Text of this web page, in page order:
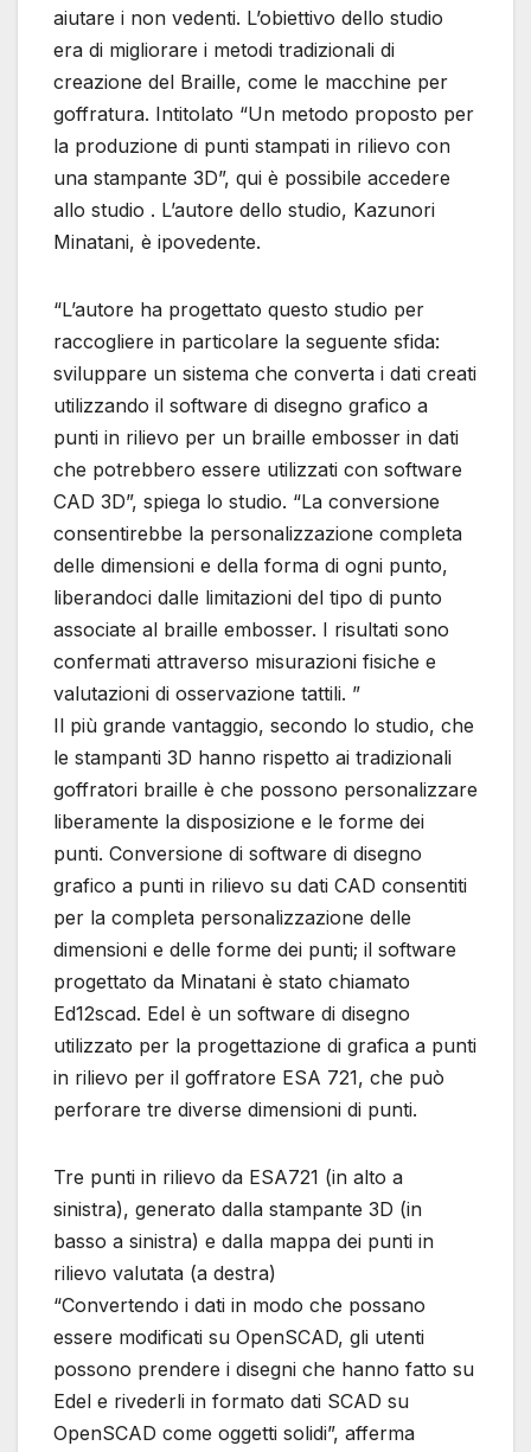
aiutare i non vedenti. L’obiettivo dello studio
era di migliorare i metodi tradizionali di
creazione del Braille, come le macchine per
goffratura. Intitolato “Un metodo proposto per
la produzione di punti stampati in rilievo con
una stampante 3D”, qui è possibile accedere
allo studio . L’autore dello studio, Kazunori
Minatani, è ipovedente.
“L’autore ha progettato questo studio per
raccogliere in particolare la seguente sfida:
sviluppare un sistema che converta i dati creati
utilizzando il software di disegno grafico a
punti in rilievo per un braille embosser in dati
che potrebbero essere utilizzati con software
CAD 3D”, spiega lo studio. “La conversione
consentirebbe la personalizzazione completa
delle dimensioni e della forma di ogni punto,
liberandoci dalle limitazioni del tipo di punto
associate al braille embosser. I risultati sono
confermati attraverso misurazioni fisiche e
valutazioni di osservazione tattili. ”
Il più grande vantaggio, secondo lo studio, che
le stampanti 3D hanno rispetto ai tradizionali
goffratori braille è che possono personalizzare
liberamente la disposizione e le forme dei
punti. Conversione di software di disegno
grafico a punti in rilievo su dati CAD consentiti
per la completa personalizzazione delle
dimensioni e delle forme dei punti; il software
progettato da Minatani è stato chiamato
Ed12scad. Edel è un software di disegno
utilizzato per la progettazione di grafica a punti
in rilievo per il goffratore ESA 721, che può
perforare tre diverse dimensioni di punti.
Tre punti in rilievo da ESA721 (in alto a
sinistra), generato dalla stampante 3D (in
basso a sinistra) e dalla mappa dei punti in
rilievo valutata (a destra)
“Convertendo i dati in modo che possano
essere modificati su OpenSCAD, gli utenti
possono prendere i disegni che hanno fatto su
Edel e rivederli in formato dati SCAD su
OpenSCAD come oggetti solidi”, afferma